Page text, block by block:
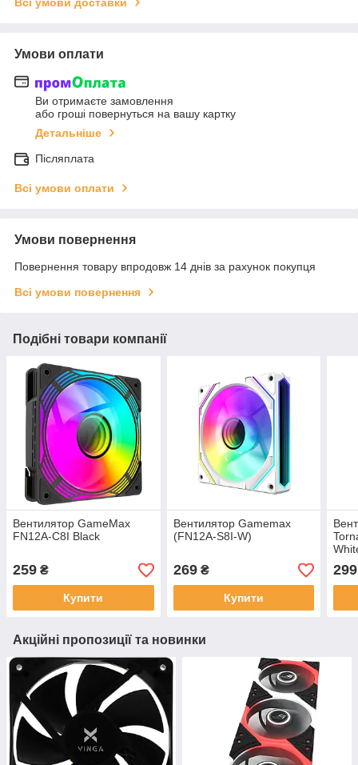
Всі умови доставки
Умови оплати
Ви отримаєте замовлення
або гроші повернуться на вашу картку
Детальніше
Післяплата
Всі умови оплати
Умови повернення
Повернення товару впродовж 14 днів за рахунок покупця
Всі умови повернення
Подібні товари компанії
Вентилятор GameMax
FN12A-C8I Black
259 ₴
Купити
Вентилятор Gamemax
(FN12A-S8I-W)
269₴
Купити
299
Акційні пропозиції та новинки